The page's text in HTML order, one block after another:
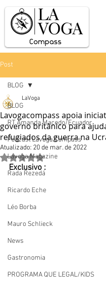
Post
BLOG
RT Amanda Macedo/Ecuador
Podcast Lavoga Compass
Lavoga Magazine
Rada Rezedá
Ricardo Eche
Léo Borba
Mauro Schlieck
News
Gastronomia
PROGRAMA QUE LEGAL/KIDS
BLOG
Lavogacompass apoia
governo britânico para
refugiados da guerra na
LaVoga
Atualizado: 20 de mar. de 2022
Avaliado com NaN de 5
Exclusivo :